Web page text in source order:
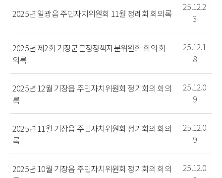
2025년 일광읍 주민자치위원회 11월 정례회 회의록
25.12.2
3
2025년 제2회 기장군군정정책자문위원회 회의 회
의록
25.12.1
8
2025년 12월 기장읍 주민자치위원회 정기회의 회의
록
25.12.0
9
2025년 11월 기장읍 주민자치위원회 정기회의 회의
록
25.12.0
9
2025년 10월 기장읍 주민자치위원회 정기회의 회의
25.12.0